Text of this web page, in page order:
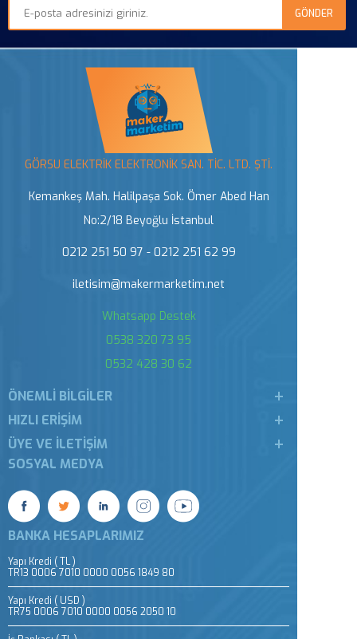
GÖRSU ELEKTRİK ELEKTRONİK SAN. TİC. LTD. ŞTİ.
Kemankeş Mah. Halilpaşa Sok. Ömer Abed Han
No:2/18 Beyoğlu İstanbul
0212 251 50 97 - 0212 251 62 99
iletisim@makermarketim.net
Whatsapp Destek
0538 320 73 95
0532 428 30 62
ÖNEMLI BILGILER
HIZLI ERIŞIM
ÜYE VE İLETIŞIM
SOSYAL MEDYA
BANKA HESAPLARIMIZ
Yapı Kredi ( TL )
TR13 0006 7010 0000 0056 1849 80
Yapı Kredi ( USD )
TR75 0006 7010 0000 0056 2050 10